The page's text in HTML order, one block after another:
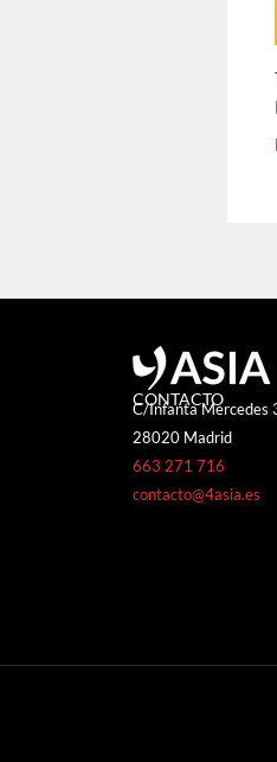
CONTACTO
C/Infanta Mercedes
28020 Madrid
663 271 716
contacto@4asia.es